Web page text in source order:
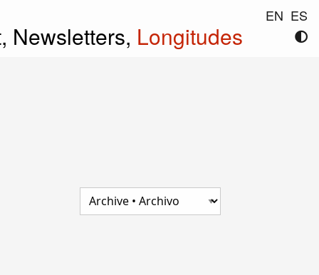
EN ES
Newsletters, Longitudes